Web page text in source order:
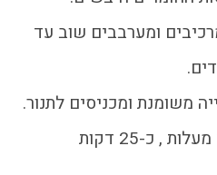
ומערבבים שוב עד
משומנת ומכניסים לתנור.